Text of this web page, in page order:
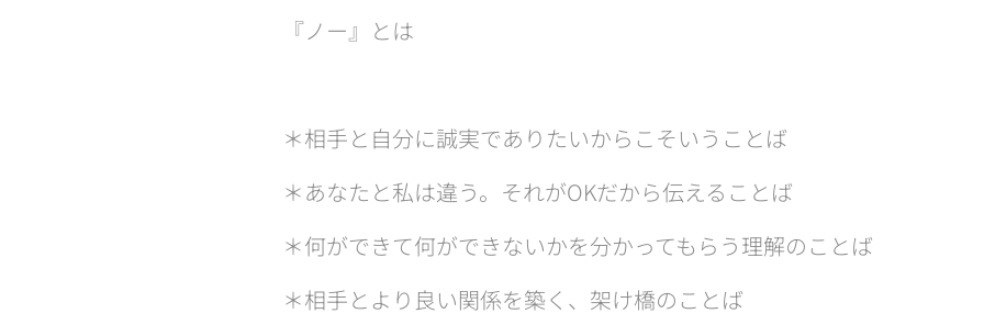
『ノー』とは
＊相手と自分に誠実でありたいからこそいうことば
＊あなたと私は違う。それがOKだから伝えることば
＊何ができて何ができないかを分かってもらう理解のことば
＊相手とより良い関係を築く、架け橋のことば